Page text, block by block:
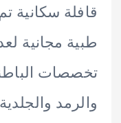
سكانية تم
الباطنة
والجلدية، إلى